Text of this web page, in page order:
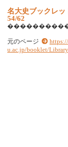
名大史ブック レッ
54/62
���������
元のページ
u.ac.jp/booklet/